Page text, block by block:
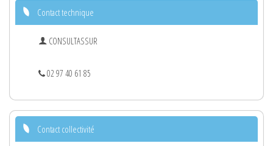
Contact technique
CONSULTASSUR
02 97 40 61 85
Contact collectivité